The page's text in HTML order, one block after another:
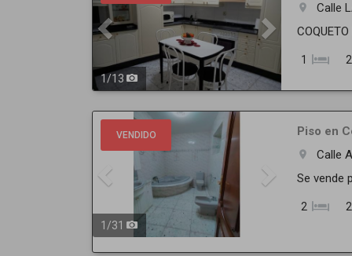
1/13
room
Calle
1 2
VENDIDO
Previous
1 /31
Piso en
room
Calle
Se vende
2 2